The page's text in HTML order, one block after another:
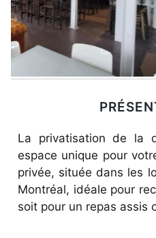
La privatisation de la
espace unique pour
privée, située dans les
Montréal, idéale pour
soit pour un repas assis